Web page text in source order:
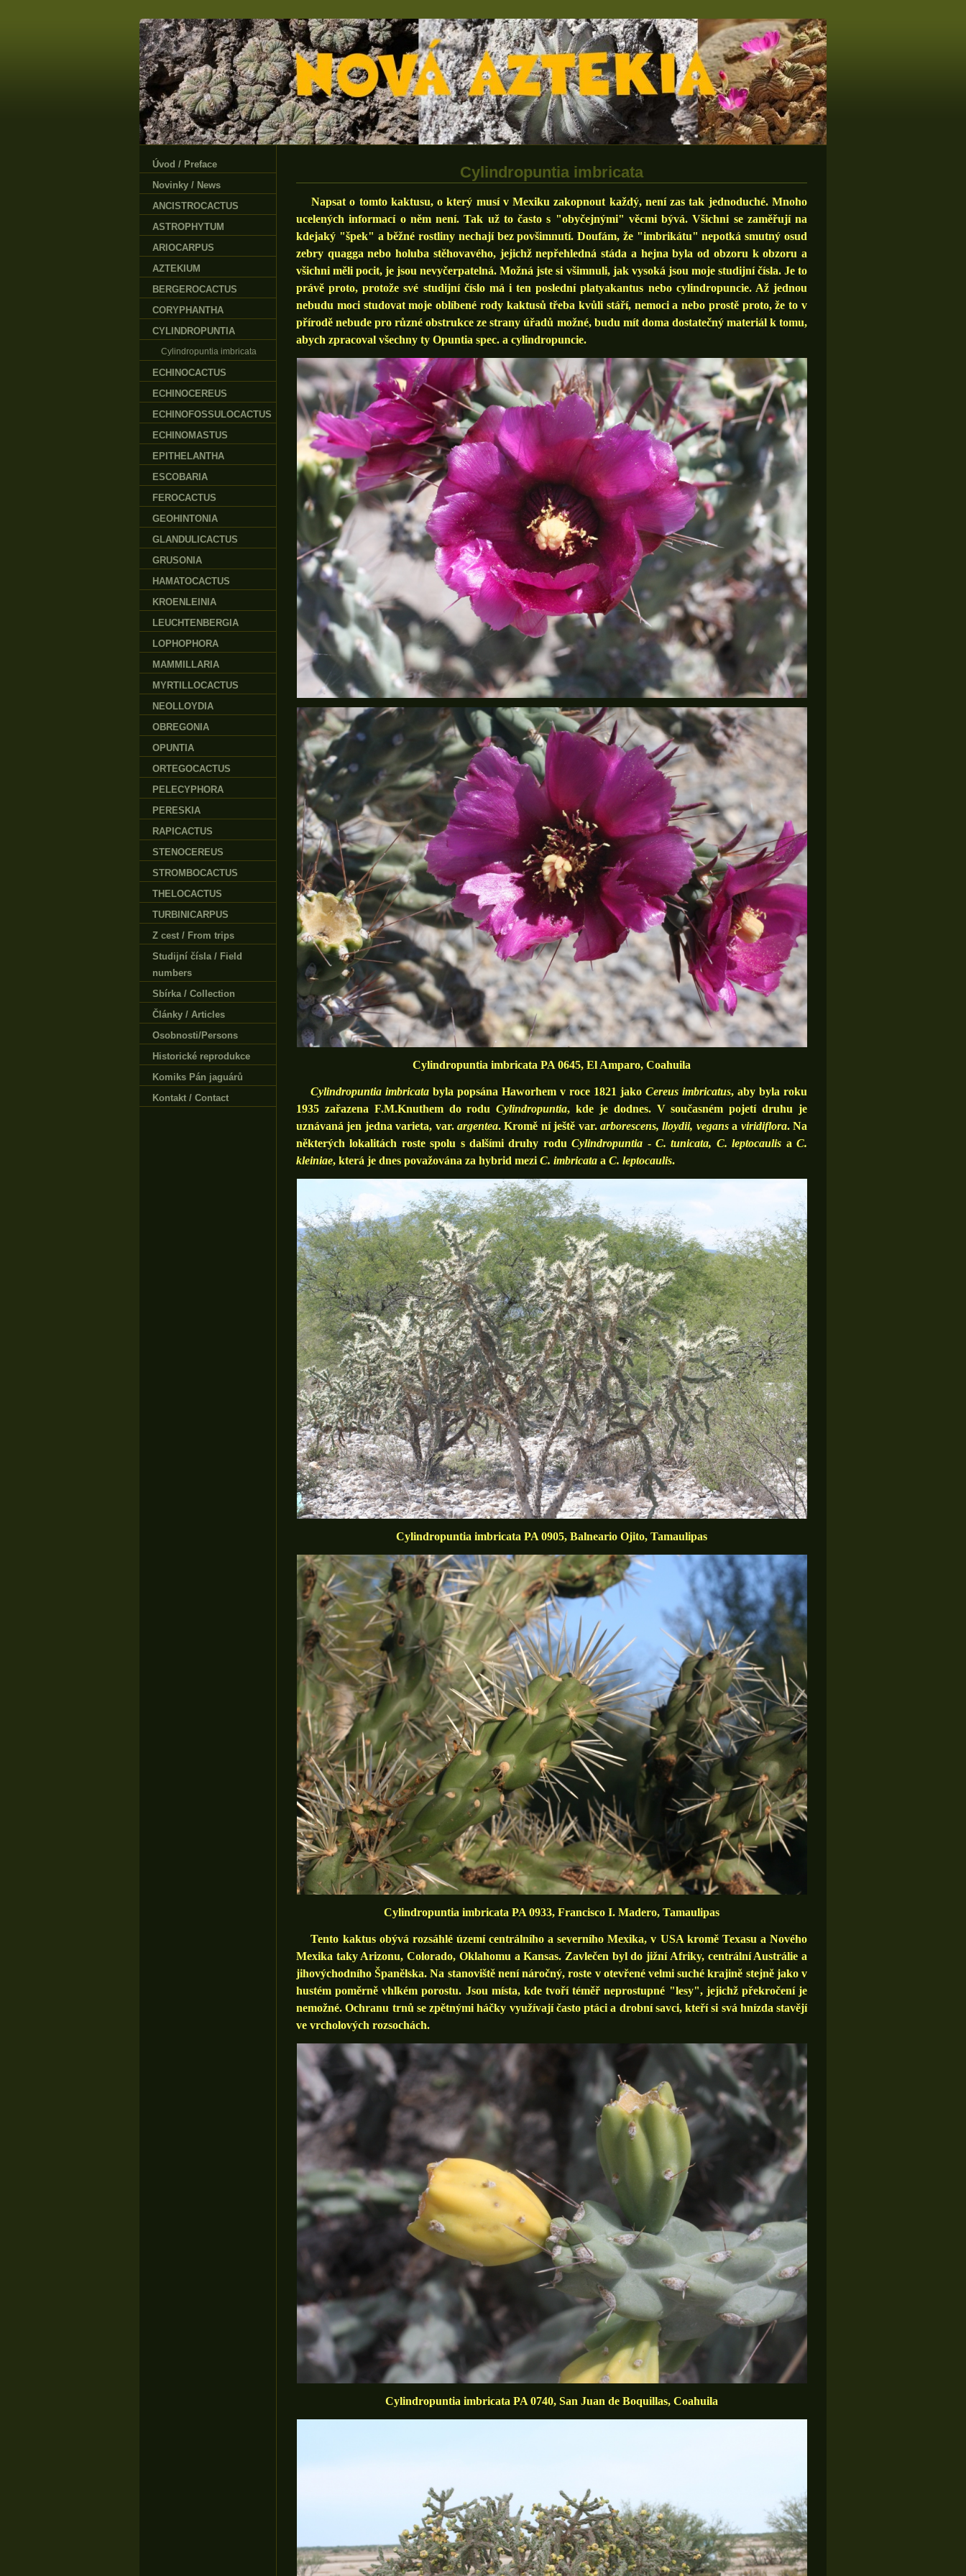
Cylindropuntia imbricata
Napsat o tomto kaktusu, o který musí v Mexiku zakopnout každý, není zas tak jednoduché. Mnoho
ucelených informací o něm není. Tak už to často s "obyčejnými" věcmi bývá. Všichni se zaměřují na
kdejaký "špek" a běžné rostliny nechají bez povšimnutí. Doufám, že "imbrikátu" nepotká smutný osud
zebry quagga nebo holuba stěhovavého, jejichž nepřehledná stáda a hejna byla od obzoru k obzoru a
všichni měli pocit, je jsou nevyčerpatelná. Možná jste si všimnuli, jak vysoká jsou moje studijní čísla. Je to
právě proto, protože své studijní číslo má i ten poslední platyakantus nebo cylindropuncie. Až jednou
nebudu moci studovat moje oblíbené rody kaktusů třeba kvůli stáří, nemoci a nebo prostě proto, že to v
přírodě nebude pro různé obstrukce ze strany úřadů možné, budu mít doma dostatečný materiál k tomu,
abych zpracoval všechny ty Opuntia spec. a cylindropuncie.
Cylindropuntia imbricata PA 0645, El Amparo, Coahuila
Cylindropuntia imbricata byla popsána Haworhem v roce 1821 jako Cereus imbricatus, aby byla roku
1935 zařazena F.M.Knuthem do roduCylindropuntia, kde je dodnes. V současném pojetí druhu je
uznávaná jen jedna varieta, var. argentea. Kromě ní ještě var. arborescens, lloydii, vegansa viridiflora. Na
některých lokalitách roste spolu s dalšími druhy roduCylindropuntia -C. tunicata, C. leptocaulis aC.
kleiniae, která je dnes považována za hybrid mezi C. imbricata a C. leptocaulis.
Cylindropuntia imbricata PA 0905, Balneario Ojito, Tamaulipas
Cylindropuntia imbricata PA 0933, Francisco I. Madero, Tamaulipas
Tento kaktus obývá rozsáhlé území centrálního a severního Mexika, v USA kromě Texasu a Nového
Mexika taky Arizonu, Colorado, Oklahomu a Kansas. Zavlečen byl do jižní Afriky, centrální Austrálie a
jihovýchodního Španělska. Na stanoviště není náročný, roste v otevřené velmi suché krajině stejně jako v
hustém poměrně vhlkém porostu. Jsou místa, kde tvoří téměř neprostupné "lesy", jejichž překročení je
nemožné. Ochranu trnů se zpětnými háčky využívají často ptáci a drobní savci, kteří si svá hnízda stavějí
ve vrcholových rozsochách.
Cylindropuntia imbricata PA 0740, San Juan de Boquillas, Coahuila
Úvod / Preface
Novinky / News
ANCISTROCACTUS
ASTROPHYTUM
ARIOCARPUS
AZTEKIUM
BERGEROCACTUS
CORYPHANTHA
CYLINDROPUNTIA
Cylindropuntia imbricata
ECHINOCACTUS
ECHINOCEREUS
ECHINOFOSSULOCACTUS
ECHINOMASTUS
EPITHELANTHA
ESCOBARIA
FEROCACTUS
GEOHINTONIA
GLANDULICACTUS
GRUSONIA
HAMATOCACTUS
KROENLEINIA
LEUCHTENBERGIA
LOPHOPHORA
MAMMILLARIA
MYRTILLOCACTUS
NEOLLOYDIA
OBREGONIA
OPUNTIA
ORTEGOCACTUS
PELECYPHORA
PERESKIA
RAPICACTUS
STENOCEREUS
STROMBOCACTUS
THELOCACTUS
TURBINICARPUS
Z cest / From trips
Studijní čísla / Field
numbers
Sbírka / Collection
Články / Articles
Osobnosti/Persons
Historické reprodukce
Komiks Pán jaguárů
Kontakt / Contact